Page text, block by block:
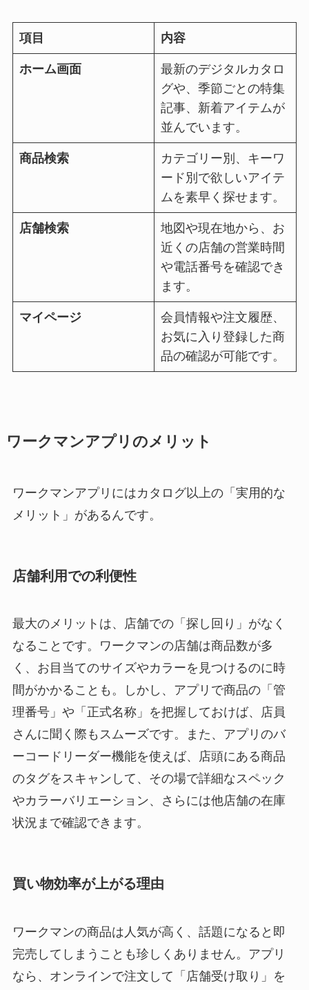
項目 内容
ホーム画面
最新のデジタルカタロ
グや、季節ごとの特集
記事、新着アイテムが
並んでいます。
商品検索
カテゴリー別、キーワ
ード別で欲しいアイテ
ムを素早く探せます。
店舗検索
地図や現在地から、お
近くの店舗の営業時間
や電話番号を確認でき
ます。
マイページ
会員情報や注文履歴、
お気に入り登録した商
品の確認が可能です。
ワークマンアプリのメリット
ワークマンアプリにはカタログ以上の「実用的な
メリット」があるんです。
店舗利用での利便性
最大のメリットは、店舗での「探し回り」がなく
なることです。ワークマンの店舗は商品数が多
く、お目当てのサイズやカラーを見つけるのに時
間がかかることも。しかし、アプリで商品の「管
理番号」や「正式名称」を把握しておけば、店員
さんに聞く際もスムーズです。また、アプリのバ
ーコードリーダー機能を使えば、店頭にある商品
のタグをスキャンして、その場で詳細なスペック
やカラーバリエーション、さらには他店舗の在庫
状況まで確認できます。
買い物効率が上がる理由
ワークマンの商品は人気が高く、話題になると即
完売してしまうことも珍しくありません。アプリ
なら、オンラインで注文して「店舗受け取り」を